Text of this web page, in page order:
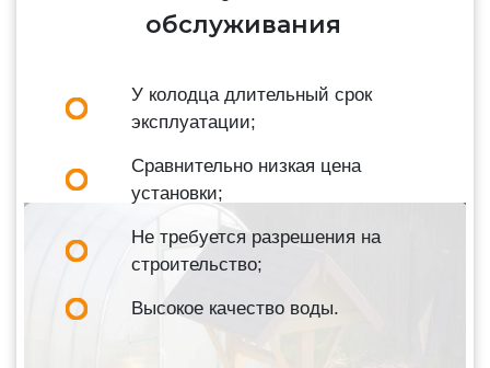
обслуживания
У колодца длительный срок
эксплуатации;
Сравнительно низкая цена
установки;
Не требуется разрешения на
строительство;
Высокое качество воды.